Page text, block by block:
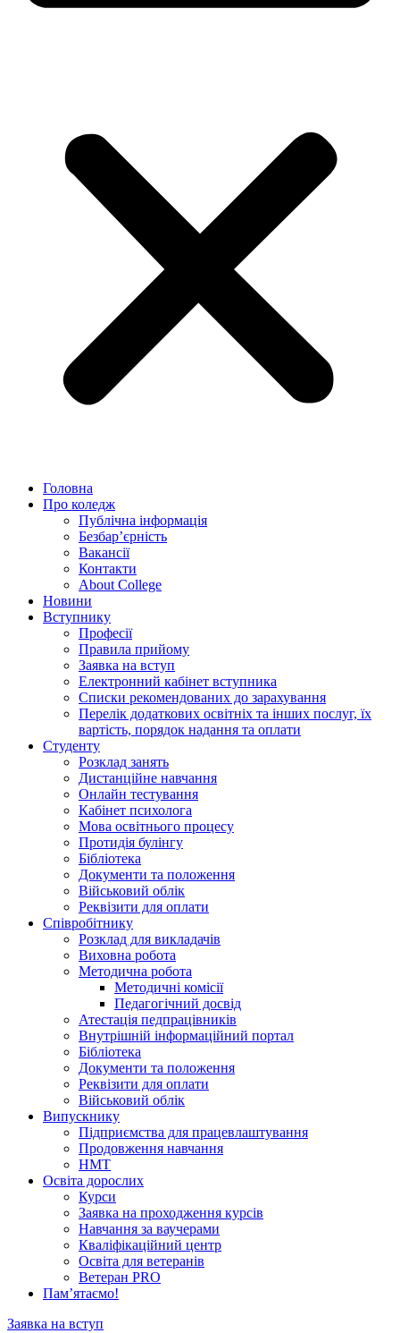
Головна
Про коледж
Публічна інформація
Безбар’єрність
Вакансії
Контакти
About College
Новини
Вступнику
Професії
Правила прийому
Заявка на вступ
Електронний кабінет вступника
Списки рекомендованих до зарахування
Перелік додаткових освітніх та інших послуг, їх
вартість, порядок надання та оплати
Студенту
Розклад занять
Дистанційне навчання
Онлайн тестування
Кабінет психолога
Мова освітнього процесу
Протидія булінгу
Бібліотека
Документи та положення
Військовий облік
Реквізити для оплати
Співробітнику
Розклад для викладачів
Виховна робота
Методична робота
Методичні комісії
Педагогічний досвід
Атестація педпрацівників
Внутрішній інформаційний портал
Бібліотека
Документи та положення
Реквізити для оплати
Військовий облік
Випускнику
Підприємства для працевлаштування
Продовження навчання
НМТ
Освіта дорослих
Курси
Заявка на проходження курсів
Навчання за ваучерами
Кваліфікаційний центр
Освіта для ветеранів
Ветеран PRO
Пам’ятаємо!
Заявка на вступ